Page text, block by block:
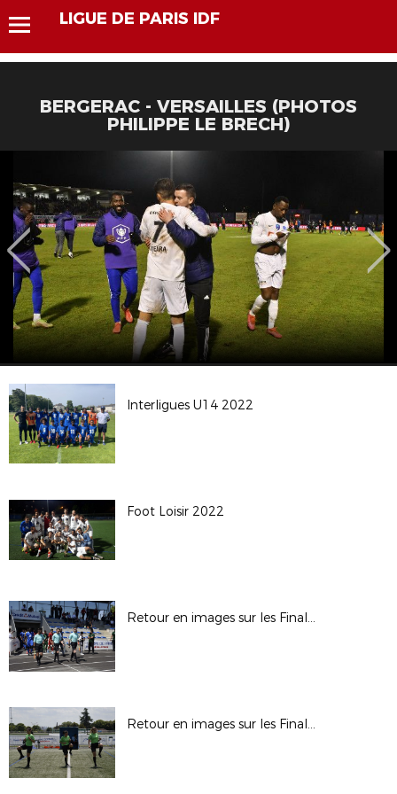
LIGUE DE PARIS IDF
BERGERAC - VERSAILLES (PHOTOS
PHILIPPE LE BRECH)
Interligues U14 2022
Foot Loisir 2022
Retour en images sur les Finales de Coupe de Paris du Dimanche 12 juin 2022 à Gonesse
Retour en images sur les Finales de Coupe de Paris du Samedi 11 juin 2022 à Gonesse